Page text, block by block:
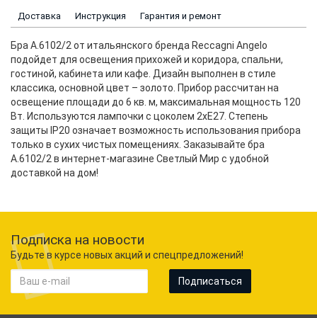
Доставка Инструкция Гарантия и ремонт
Бра A.6102/2 от итальянского бренда Reccagni Angelo
подойдет для освещения прихожей и коридора, спальни,
гостиной, кабинета или кафе. Дизайн выполнен в стиле
классика, основной цвет – золото. Прибор рассчитан на
освещение площади до 6 кв. м, максимальная мощность 120
Вт. Используются лампочки с цоколем 2xE27. Степень
защиты IP20 означает возможность использования прибора
только в сухих чистых помещениях. Заказывайте бра
A.6102/2 в интернет-магазине Светлый Мир с удобной
доставкой на дом!
Подписка на новости
Будьте в курсе новых акций и спецпредложений!
Подписаться